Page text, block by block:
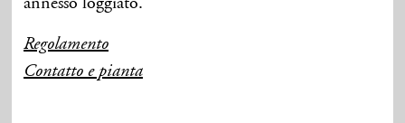
Regolamento
Contatto e pianta